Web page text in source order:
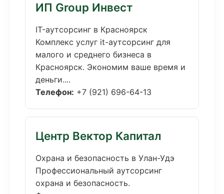
ИП Group Инвест
IT-аутсорсинг в Красноярск
Комплекс услуг it-аутсорсинг для
малого и среднего бизнеса в
Красноярск. Экономим ваше время и
деньги....
Телефон: +7 (921) 696-64-13
Центр Вектор Капитал
Охрана и безопасность в Улан-Удэ
Профессиональный аутсорсинг
охрана и безопасность.